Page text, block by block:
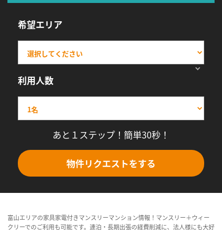
希望エリア
利用人数
あと１ステップ！簡単30秒！
物件リクエストをする
富山エリアの家具家電付きマンスリーマンション情報！マンスリー＋ウィー
クリーでのご利用も可能です。連泊・長期出張の経費削減に、法人様にも大好